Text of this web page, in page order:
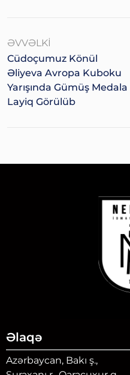
ƏVVƏLKI
Cüdoçumuz Könül
Əliyeva Avropa Kuboku
Yarışında Gümüş Medala
Layiq Görülüb
Əlaqə
Azərbaycan, Bakı ş.,